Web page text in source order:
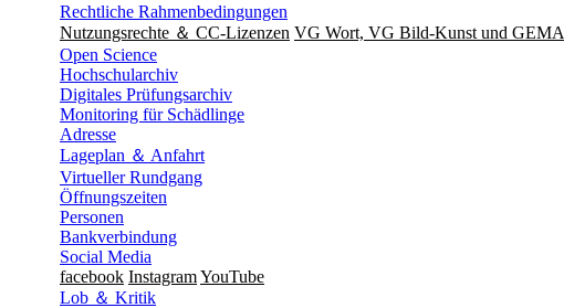
Rechtliche Rahmenbedingungen
Nutzungsrechte ＆ CC-Lizenzen VG Wort, VG Bild-Kunst und GEMA
Open Science
Hochschularchiv
Digitales Prüfungsarchiv
Monitoring für Schädlinge
Adresse
Lageplan ＆ Anfahrt
Virtueller Rundgang
Öffnungszeiten
Personen
Bankverbindung
Social Media
facebook InstagramYouTube
Lob ＆ Kritik